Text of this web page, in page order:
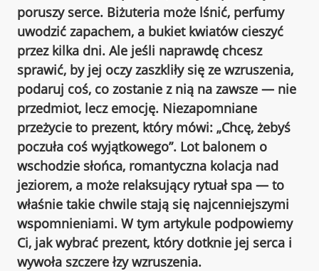
poruszy serce. Biżuteria może lśnić, perfumy
uwodzić zapachem, a bukiet kwiatów cieszyć
przez kilka dni. Ale jeśli naprawdę chcesz
sprawić, by jej oczy zaszkliły się ze wzruszenia,
podaruj coś, co zostanie z nią na zawsze — nie
przedmiot, lecz emocję. Niezapomniane
przeżycie to prezent, który mówi: „Chcę, żebyś
poczuła coś wyjątkowego”. Lot balonem o
wschodzie słońca, romantyczna kolacja nad
jeziorem, a może relaksujący rytuał spa — to
właśnie takie chwile stają się najcenniejszymi
wspomnieniami. W tym artykule podpowiemy
Ci, jak wybrać prezent, który dotknie jej serca i
wywoła szczere łzy wzruszenia.